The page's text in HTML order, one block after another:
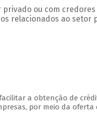
ou com
relacionados ao setor
a obtenção de
por meio da